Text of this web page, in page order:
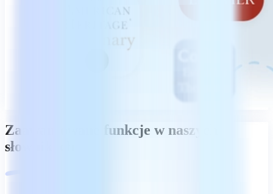
Zaawansowane funkcje w naszych
słownikach